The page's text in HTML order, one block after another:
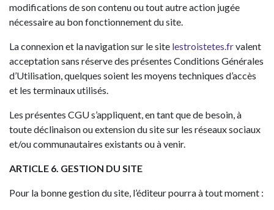
modifications de son contenu ou tout autre action jugée
nécessaire au bon fonctionnement du site.
La connexion et la navigation sur le site lestroistetes.frvalent
acceptation sans réserve des présentes Conditions Générales
d’Utilisation, quelques soient les moyens techniques d’accès
et les terminaux utilisés.
Les présentes CGU s’appliquent, en tant que de besoin, à
toute déclinaison ou extension du site sur les réseaux sociaux
et/ou communautaires existants ou à venir.
ARTICLE 6. GESTION DU SITE
Pour la bonne gestion du site, l’éditeur pourra à tout moment :